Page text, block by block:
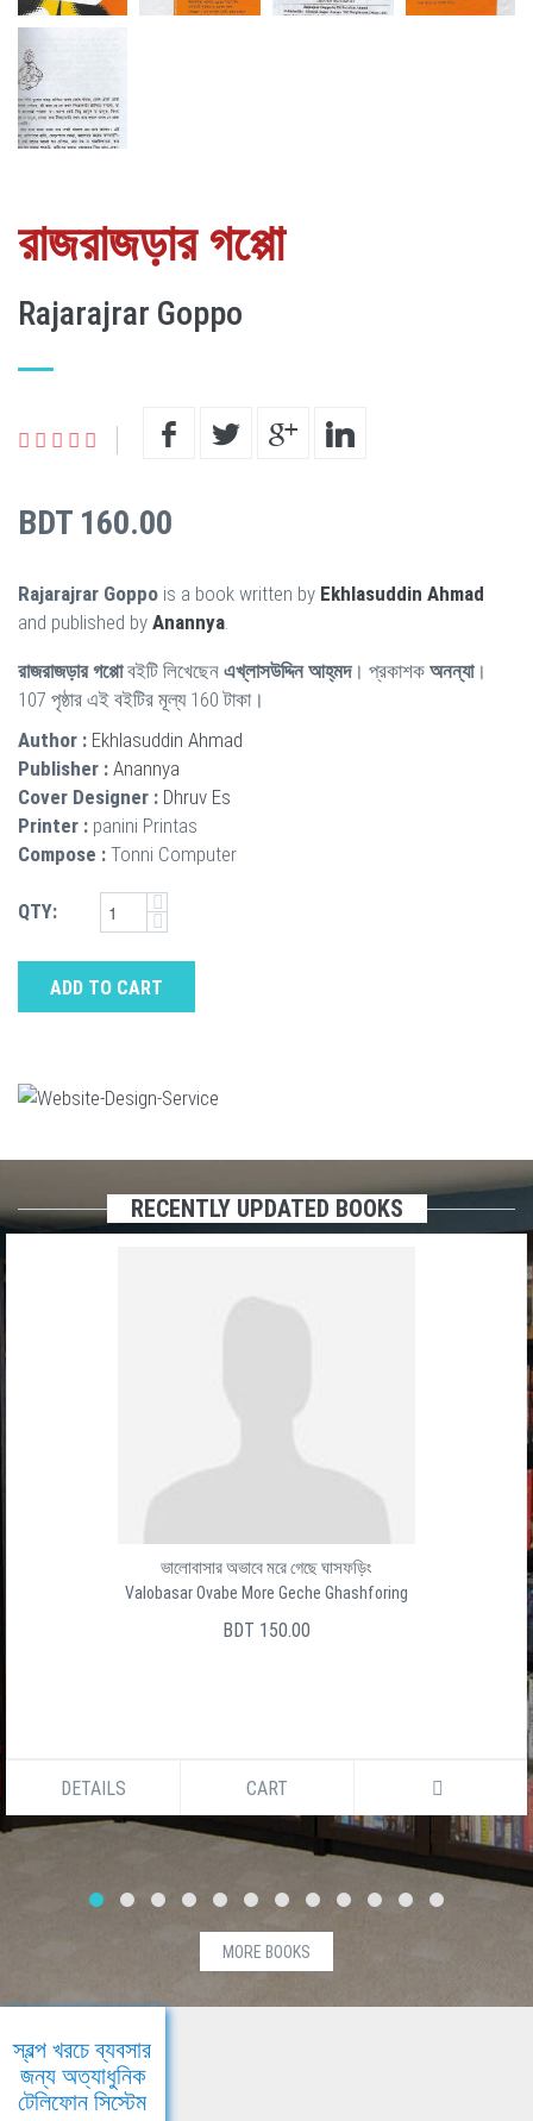
রাজরাজড়ার গপ্পো
Rajarajrar Goppo
BDT 160.00
Rajarajrar Goppo is a book written by Ekhlasuddin Ahmad
and published by Anannya
রাজরাজড়ার গপ্পোবইটি লিখেছেন এখ্‌লাসউদ্দিন আহ্‌মদ। প্রকাশক অনন্যা।
107 পৃষ্ঠার এই বইটির মূল্য 160 টাকা।
Author : Ekhlasuddin Ahmad
Publisher : Anannya
Cover Designer : Dhruv Es
Printer : panini Printas
Compose : Tonni Computer
QTY:
ADD TO CART
RECENTLY UPDATED BOOKS
ভালোবাসার অভাবে মরে গেছে ঘাসফড়িং
Valobasar Ovabe More Geche Ghashforing
BDT 150.00
DETAILS CART
MORE BOOKS
স্বল্প খরচে ব্যবসার
জন্য অত্যাধুনিক
টেলিফোন সিস্টেম